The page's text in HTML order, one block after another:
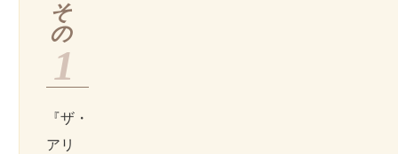
そ
の
1
『ザ・
アリ